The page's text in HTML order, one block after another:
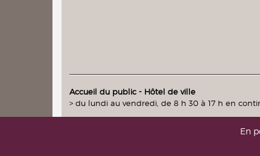
Accueil du public - Hôtel de ville
> du lundi au vendredi, de 8 h 30 à 17 h en
En